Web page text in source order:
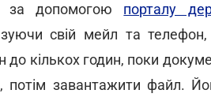
за допомогою порталу
свій мейл та
до кількох годин, поки
потім завантажити файл.